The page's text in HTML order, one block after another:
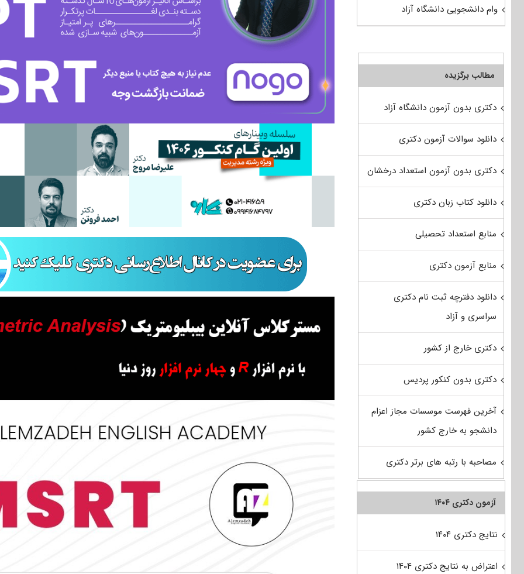
وام دانشجویی دانشگاه آزاد
مطالب برگزیده
دکتری بدون آزمون دانشگاه آزاد
دانلود سوالات آزمون دکتری
دکتری بدون آزمون استعداد درخشان
دانلود کتاب زبان دکتری
منابع استعداد تحصیلی
منابع آزمون دکتری
دانلود دفترچه ثبت نام دکتری
سراسری و آزاد
دکتری خارج از کشور
دکتری بدون کنکور پردیس
آخرین فهرست موسسات مجاز اعزام
دانشجو به خارج کشور
مصاحبه با رتبه های برتر دکتری
آزمون دکتری ۱۴۰۴
نتایج دکتری ۱۴۰۴
اعتراض به نتایج دکتری ۱۴۰۴